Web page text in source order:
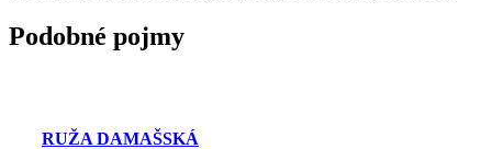
Podobné pojmy
RUŽA DAMAŠSKÁ